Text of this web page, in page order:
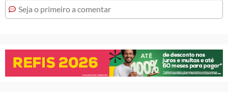
Seja o primeiro a comentar